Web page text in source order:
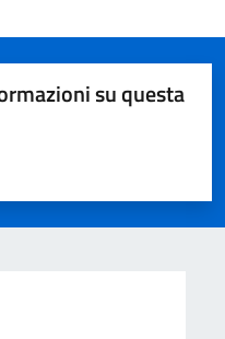
su questa
5